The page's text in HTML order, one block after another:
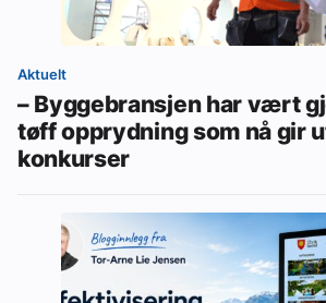
Aktuelt
– Byggebransjen har vært
tøff opprydning som nå gir
konkurser